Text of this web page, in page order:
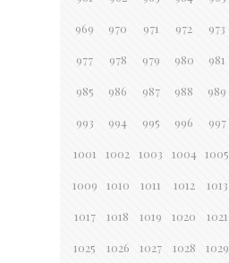
969 970 971 972 973
977 978 979 980 981
985 986 987 988 989
993 994 995 996 997
1001 1002 1003 1004 1005
1009 1010 1011 1012 1013
1017 1018 1019 1020 1021
1025 1026 1027 1028 1029